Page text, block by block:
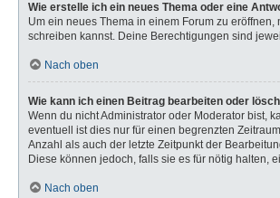
Wie erstelle ich ein neues Thema oder eine
Um ein neues Thema in einem Forum zu
schreiben kannst. Deine Berechtigungen sind
Nach oben
Wie kann ich einen Beitrag bearbeiten oder
Wenn du nicht Administrator oder Moderator bist,
eventuell ist dies nur für einen begrenzten
Anzahl als auch der letzte Zeitpunkt der
Diese können jedoch, falls sie es für nötig halten,
Nach oben